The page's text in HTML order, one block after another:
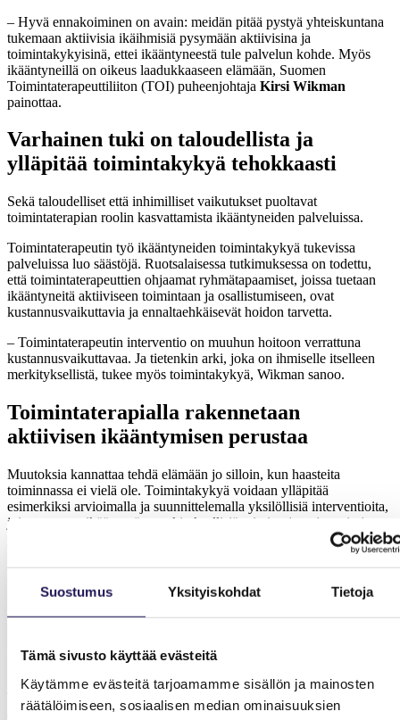
Suostumus Yksityiskohdat Tietoja
Tämä sivusto käyttää evästeitä
Käytämme evästeitä tarjoamamme sisällön ja mainosten
räätälöimiseen, sosiaalisen median ominaisuuksien
– Hyvä ennakoiminen on avain: meidän pitää pystyä yhteiskuntana
tukemaan aktiivisia ikäihmisiä pysymään aktiivisina ja
toimintakykyisinä, ettei ikääntyneestä tule palvelun kohde. Myös
ikääntyneillä on oikeus laadukkaaseen elämään, Suomen
Toimintaterapeuttiliiton (TOI) puheenjohtaja Kirsi Wikman
painottaa.
Varhainen tuki on taloudellista ja
ylläpitää toimintakykyä tehokkaasti
Sekä taloudelliset että inhimilliset vaikutukset puoltavat
toimintaterapian roolin kasvattamista ikääntyneiden palveluissa.
Toimintaterapeutin työ ikääntyneiden toimintakykyä tukevissa
palveluissa luo säästöjä. Ruotsalaisessa tutkimuksessa on todettu,
että toimintaterapeuttien ohjaamat ryhmätapaamiset, joissa tuetaan
ikääntyneitä aktiiviseen toimintaan ja osallistumiseen, ovat
kustannusvaikuttavia ja ennaltaehkäisevät hoidon tarvetta.
– Toimintaterapeutin interventio on muuhun hoitoon verrattuna
kustannusvaikuttavaa. Ja tietenkin arki, joka on ihmiselle itselleen
merkityksellistä, tukee myös toimintakykyä, Wikman sanoo.
Toimintaterapialla rakennetaan
aktiivisen ikääntymisen perustaa
Muutoksia kannattaa tehdä elämään jo silloin, kun haasteita
toiminnassa ei vielä ole. Toimintakykyä voidaan ylläpitää
esimerkiksi arvioimalla ja suunnittelemalla yksilöllisiä interventioita,
joissa tuetaan ikääntyvän merkityksellisiä toimintoja, arjen taitoja,
ympäristön sovittamista sekä sosiaalista osallistumista. Varhaisella
Yksi erinomainen paikka varhaisen tuen tarjoamiseen on joillain
hyvinvointialueilla käytössä oleva ikäneuvola, jossa
toimintaterapeuttien ammattitaitoa kannattaisi hyödyntää nykyistä
voidaan opastaa myös muissa palvelunohjaustilanteissa.
Ikääntyneiden kanssa työskentelevät toimintaterapeutit ovat
ikäihmisten arjen toimintakyvyn parhaita asiantuntijoita.
Toimintakyvyn tukeminen voi olla esimerkiksi uusien rutiinien ja
ajatusmallien rakentamista muuttuneessa arjessa toimintaterapian